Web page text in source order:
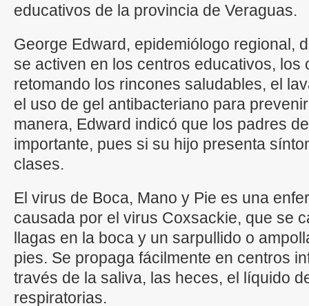
educativos de la provincia de Veraguas.
George Edward, epidemiólogo regional,
se activen en los centros educativos, los
retomando los rincones saludables, el
el uso de gel antibacteriano para
manera, Edward indicó que los padres
importante, pues si su hijo presenta
clases.
El virus de Boca, Mano y Pie es una
causada por el virus Coxsackie, que se
llagas en la boca y un sarpullido o
pies. Se propaga fácilmente en centros
través de la saliva, las heces, el líquido
respiratorias.